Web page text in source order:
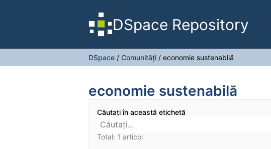
DSpace Repository
DSpace / Comunități / economie sustenabilă
economie sustenabilă
Căutați în această etichetă
Total: 1 articol